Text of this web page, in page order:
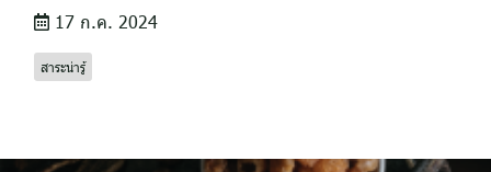
17 ก.ค. 2024
สาระน่ารู้